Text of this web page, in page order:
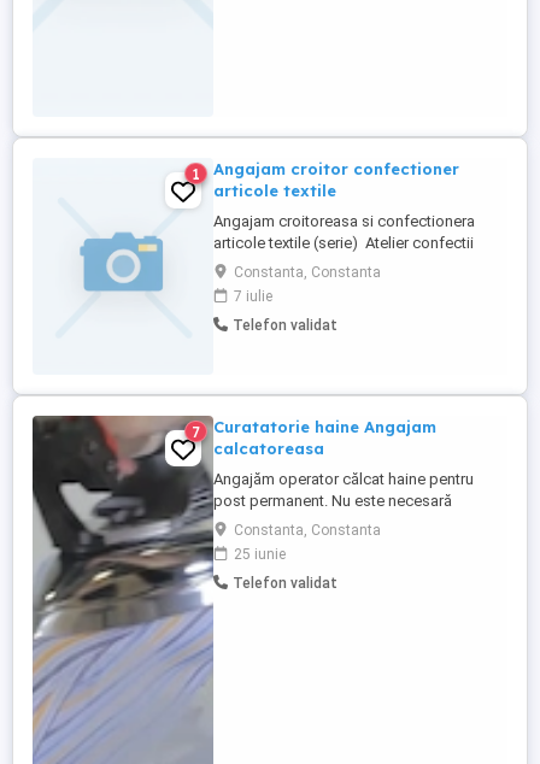
1
Angajam croitor confectioner
articole textile
Angajam croitoreasa si confectionera
articole textile (serie) Atelier confectii
textile angajeaza croitoreasa si
confectionera cu experienta in masina de
cusut industriala liniara, program part time
sau full time. Se lucreaza in serie, pe
Constanta, Constanta
7 iulie
Telefon validat
7
Curatatorie haine Angajam
calcatoreasa
Angajăm operator călcat haine pentru
post permanent. Nu este necesară
experiența anterioară oferim instruire la
locul de muncă. Căutăm o persoană:
serioasă și punctuală care lucrează îngrijit
și cu atenție la detalii
Constanta, Constanta
25 iunie
Telefon validat